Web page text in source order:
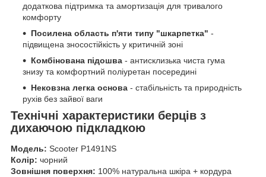
додаткова підтримка та амортизація для тривалого
комфорту
Посилена область п'яти типу "шкарпетка" -
підвищена зносостійкість у критичній зоні
Комбінована підошва - антисклизька чиста гума
знизу та комфортний поліуретан посередині
Нековзна легка основа - стабільність та природність
рухів без зайвої ваги
Технічні характеристики берців з
дихаючою підкладкою
Модель: Scooter P1491NS
Колір: чорний
Зовнішня поверхня: 100% натуральна шкіра + кордура